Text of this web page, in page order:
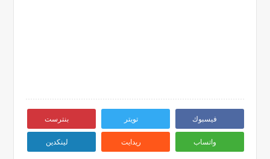
فيسبوك تويتر بنترست
واتساب ريدايت لينكدين